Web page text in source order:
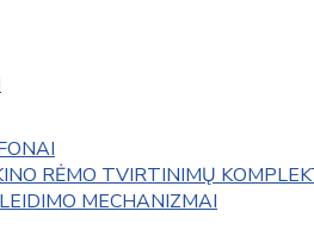
RĖMO TVIRTINIMŲ
MECHANIZMAI